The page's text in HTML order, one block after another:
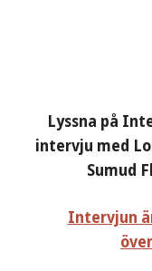
Lyssna på
intervju med
Sumud
Intervjun